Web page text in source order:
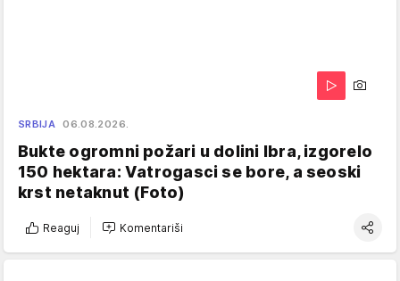
SRBIJA 06.08.2026.
Bukte ogromni požari u dolini Ibra, izgorelo
150 hektara: Vatrogasci se bore, a seoski
krst netaknut (Foto)
Reaguj Komentariši